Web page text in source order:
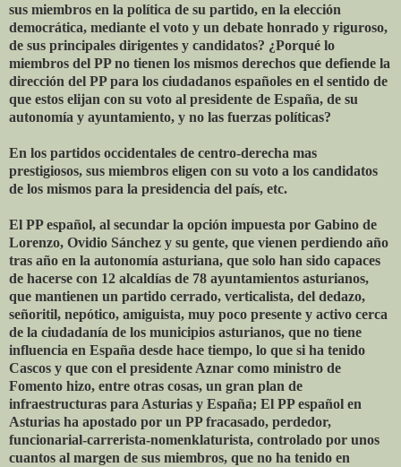
sus miembros en la política de su partido, en la elección
democrática, mediante el voto y un debate honrado y riguroso,
de sus principales dirigentes y candidatos? ¿Porqué lo
miembros del PP no tienen los mismos derechos que defiende la
dirección del PP para los ciudadanos españoles en el sentido de
que estos elijan con su voto al presidente de España, de su
autonomía y ayuntamiento, y no las fuerzas políticas?
En los partidos occidentales de centro-derecha mas
prestigiosos, sus miembros eligen con su voto a los candidatos
de los mismos para la presidencia del país, etc.
El PP español, al secundar la opción impuesta por Gabino de
Lorenzo, Ovidio Sánchez y su gente, que vienen perdiendo año
tras año en la autonomía asturiana, que solo han sido capaces
de hacerse con 12 alcaldías de 78 ayuntamientos asturianos,
que mantienen un partido cerrado, verticalista, del dedazo,
señoritil, nepótico, amiguista, muy poco presente y activo cerca
de la ciudadanía de los municipios asturianos, que no tiene
influencia en España desde hace tiempo, lo que si ha tenido
Cascos y que con el presidente Aznar como ministro de
Fomento hizo, entre otras cosas, un gran plan de
infraestructuras para Asturias y España; El PP español en
Asturias ha apostado por un PP fracasado, perdedor,
funcionarial-carrerista-nomenklaturista, controlado por unos
cuantos al margen de sus miembros, que no ha tenido en